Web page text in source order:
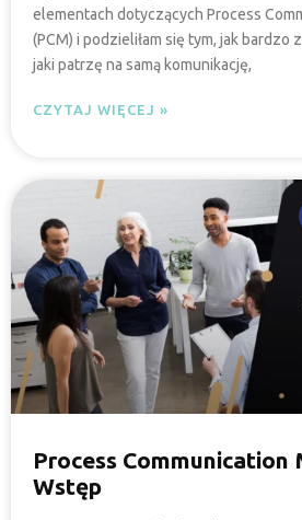
elementach dotyczących Process
(PCM) i podzieliłam się tym, jak bardzo
jaki patrzę na samą komunikację,
CZYTAJ WIĘCEJ »
Process Communication
Wstęp